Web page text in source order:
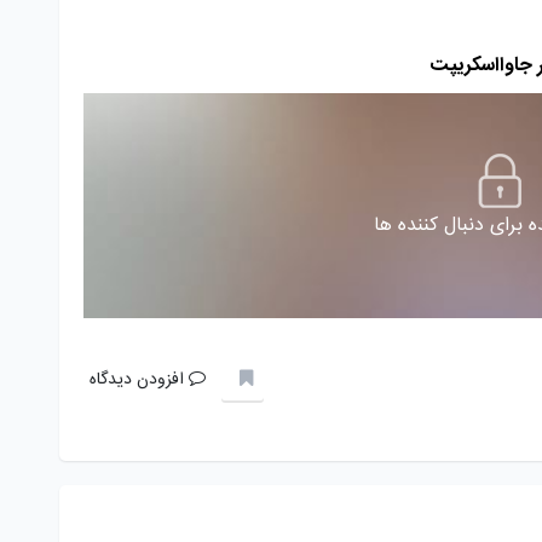
برای دنبال کننده ها
افزودن دیدگاه